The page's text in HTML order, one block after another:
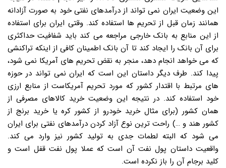
این وضعیت ایران نمی تواند از درآمدهای نفتی خود به صورت آزادانه
همانند زمان قبل از تحریم ها استفاده کند. وقتی ایران برای استفاده
از این منابع به بانک خارجی مراجعه می کند باید شفافیت حداکثری
برای آن بانک را ایجاد کند تا آن بانک اطمینان کافی از اینکه تراکنشی
که می خواهد انجام دهد، منجر به نقض تحریم های آمریکا نمی شود،
پیدا کند. طرف دیگر داستان این است که ایران نمی تواند در حوزه
های مرتبط با اقتدار کشور که مورد تحریم آمریکاست از منابع ارزی
خود استفاده کند. در نتیجه این وضعیت خرید کالاهای مصرفی از
همان کشور (برای مثال خرید خودرو از کشور کره یا خرید برنج از
کشور هند و …) راحت ترین نوع آزاد کردن درآمدهای نفتی برای ایران
می شود که البته لطمات جدی به تولید کشور نیز وارد می کند.
واقعیت داستان پول نفت آن است که عملا پول نفت قفل است و
کلید برجام آن را باز نکرده است.